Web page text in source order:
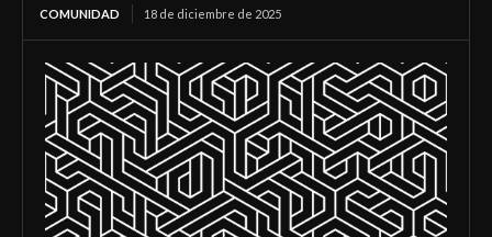
COMUNIDAD 18 de diciembre de 2025